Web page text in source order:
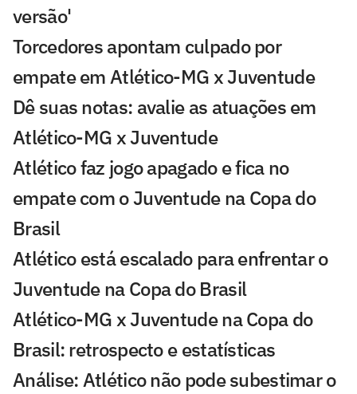
versão'
Torcedores apontam culpado por
empate em Atlético-MG x Juventude
Dê suas notas: avalie as atuações em
Atlético-MG x Juventude
Atlético faz jogo apagado e fica no
empate com o Juventude na Copa do
Brasil
Atlético está escalado para enfrentar o
Juventude na Copa do Brasil
Atlético-MG x Juventude na Copa do
Brasil: retrospecto e estatísticas
Análise: Atlético não pode subestimar o